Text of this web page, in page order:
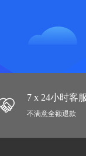
7 x 24小时客
不满意全额退款